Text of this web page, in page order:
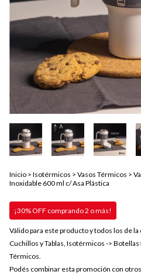
Inicio > Isotérmicos > Vasos Térmicos >
Inoxidable 600 ml c/ Asa Plástica
¡30% OFF comprando 2 o más!
Válido para este producto y todos los de
Cuchillos y Tablas, Isotérmicos ->
Térmicos.
Podés combinar esta promoción con